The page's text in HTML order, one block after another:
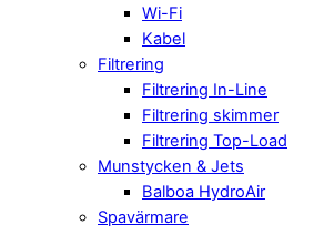
Wi-Fi
Kabel
Filtrering
Filtrering In-Line
Filtrering skimmer
Filtrering Top-Load
Munstycken & Jets
Balboa HydroAir
Spavärmare